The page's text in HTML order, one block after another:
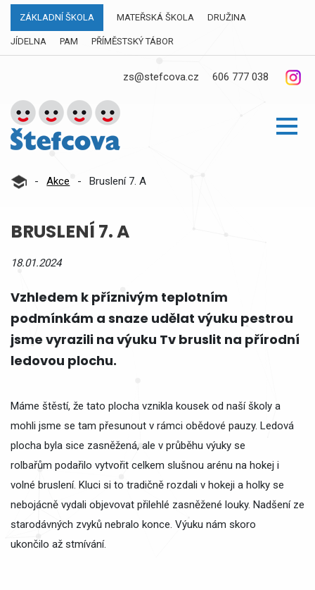
ZÁKLADNÍ ŠKOLA MATEŘSKÁ ŠKOLA DRUŽINA
JÍDELNA PAM PŘÍMĚSTSKÝ TÁBOR
zs@stefcova.cz 606 777 038
- Akce - Bruslení 7. A
BRUSLENÍ 7. A
18.01.2024
Vzhledem k příznivým teplotním
podmínkám a snaze udělat výuku pestrou
jsme vyrazili na výuku Tv bruslit na přírodní
ledovou plochu.
Máme štěstí, že tato plocha vznikla kousek od naší školy a
mohli jsme se tam přesunout v rámci obědové pauzy. Ledová
plocha byla sice zasněžená, ale v průběhu výuky se
rolbařům podařilo vytvořit celkem slušnou arénu na hokej i
volné bruslení. Kluci si to tradičně rozdali v hokeji a holky se
nebojácně vydali objevovat přilehlé zasněžené louky. Nadšení ze
starodávných zvyků nebralo konce. Výuku nám skoro
ukončilo až stmívání.